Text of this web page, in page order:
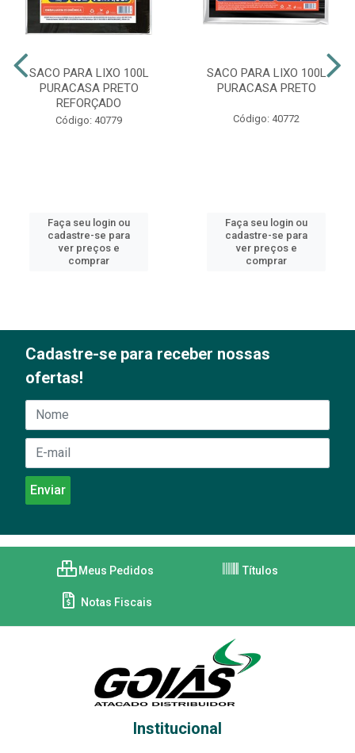
SACO PARA LIXO 100L
PURACASA PRETO
REFORÇADO
Código: 40779
Faça seu login ou
cadastre-se para
ver preços e
comprar
SACO PARA LIXO 100L
PURACASA PRETO
Código: 40772
Faça seu login ou
cadastre-se para
ver preços e
comprar
Cadastre-se para receber nossas
ofertas!
Meus Pedidos Títulos
Notas Fiscais
Institucional